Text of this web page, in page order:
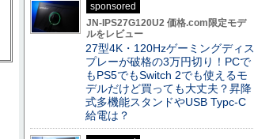
sponsored
JN-IPS27G120U2 価格.com限定モデ
ルをレビュー
27型4K・120Hzゲーミングディス
プレーが破格の3万円切り！PCで
もPS5でもSwitch 2でも使えるモ
デルだけど買っても大丈夫？昇降
式多機能スタンドやUSB Typc-C
給電は？